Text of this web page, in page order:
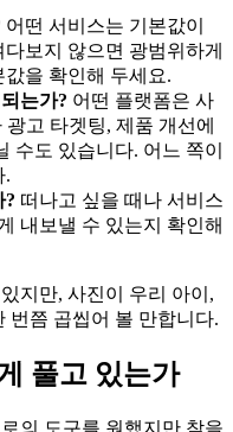
어떤 서비스는 기본값이
보지 않으면 광범위하게
을 확인해 두세요.
는가? 어떤 플랫폼은 사
고 타겟팅, 제품 개선에
수도 있습니다. 어느 쪽이
.
? 떠나고 싶을 때나 서비스
내보낼 수 있는지 확인해
지만, 사진이 우리 아이,
번쯤 곱씹어 볼 만합니다.
풀고 있는가